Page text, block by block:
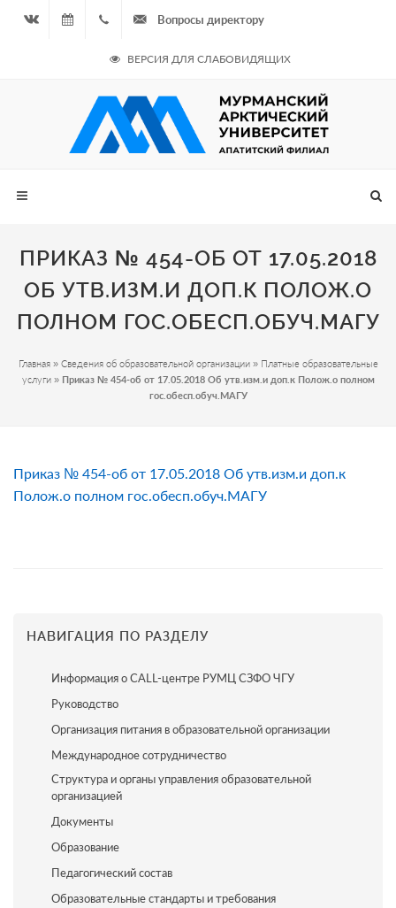
08.08.2026
- Чётная
неделя
964
687
Вопросы директору
ВЕРСИЯ ДЛЯ СЛАБОВИДЯЩИХ
ПРИКАЗ № 454-ОБ ОТ 17.05.2018
ОБ УТВ.ИЗМ.И ДОП.К ПОЛОЖ.О
ПОЛНОМ ГОС.ОБЕСП.ОБУЧ.МАГУ
Главная» Сведения об образовательной организации» Платные образовательные
услуги» Приказ № 454-об от 17.05.2018 Об утв.изм.и доп.к Полож.о полном
гос.обесп.обуч.МАГУ
Приказ № 454-об от 17.05.2018 Об утв.изм.и доп.к
Полож.о полном гос.обесп.обуч.МАГУ
НАВИГАЦИЯ ПО РАЗДЕЛУ
Информация о CALL-центре РУМЦ СЗФО ЧГУ
Руководство
Организация питания в образовательной организации
Международное сотрудничество
Структура и органы управления образовательной
организацией
Документы
Образование
Педагогический состав
Образовательные стандарты и требования